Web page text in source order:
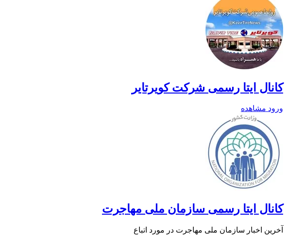
کانال ایتا رسمی شرکت کویرتایر
ورود مشاهده
کانال ایتا رسمی سازمان ملی مهاجرت
آخرین اخبار سازمان ملی مهاجرت در مورد اتباع